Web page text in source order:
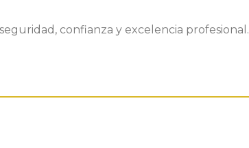
confianza y excelencia profesional.